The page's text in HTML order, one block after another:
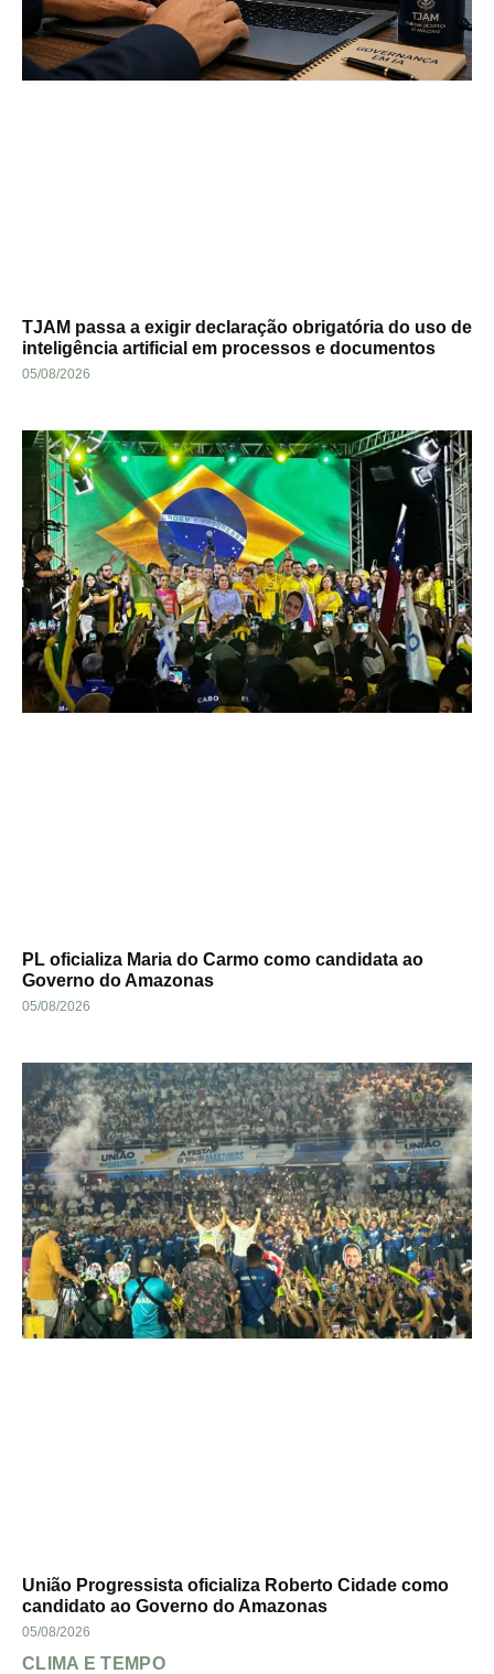
TJAM passa a exigir declaração obrigatória do uso de
inteligência artificial em processos e documentos
05/08/2026
PL oficializa Maria do Carmo como candidata ao
Governo do Amazonas
05/08/2026
União Progressista oficializa Roberto Cidade como
candidato ao Governo do Amazonas
05/08/2026
CLIMA E TEMPO